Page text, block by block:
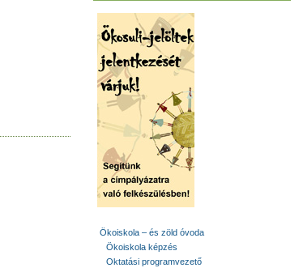
Ökoiskola – és zöld óvoda
Ökoiskola képzés
Oktatási programvezető